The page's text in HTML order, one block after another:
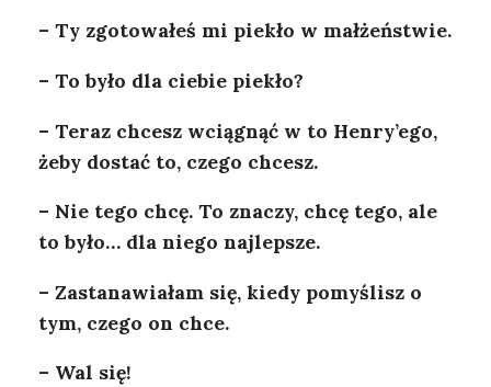
– Ty zgotowałeś mi piekło w małżeństwie.
– To było dla ciebie piekło?
– Teraz chcesz wciągnąć w to Henry’ego,
żeby dostać to, czego chcesz.
– Nie tego chcę. To znaczy, chcę tego, ale
to było… dla niego najlepsze.
– Zastanawiałam się, kiedy pomyślisz o
tym, czego on chce.
– Wal się!